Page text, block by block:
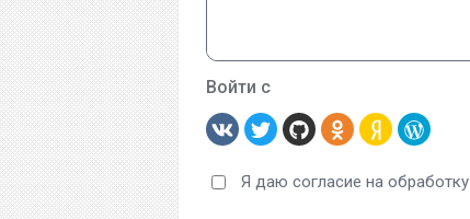
Войти с
Я даю согласие на обработку